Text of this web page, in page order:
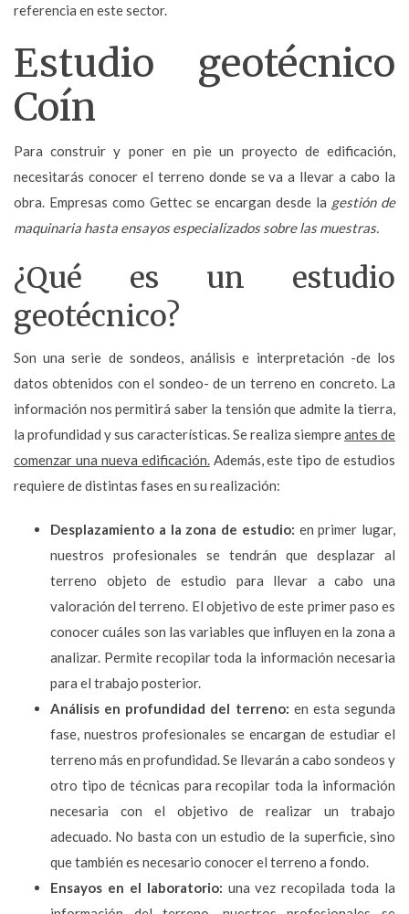
referencia en este sector.
Estudio geotécnico
Coín
Para construir y poner en pie un proyecto de edificación,
necesitarás conocer el terreno donde se va a llevar a cabo la
obra. Empresas como Gettec se encargan desde la gestión de
maquinaria hasta ensayos especializados sobre las muestras.
¿Qué es un estudio
geotécnico?
Son una serie de sondeos, análisis e interpretación -de los
datos obtenidos con el sondeo- de un terreno en concreto. La
información nos permitirá saber la tensión que admite la tierra,
la profundidad y sus características. Se realiza siempreantes de
comenzar una nueva edificación.Además, este tipo de estudios
requiere de distintas fases en su realización:
Desplazamiento a la zona de estudio: en primer lugar,
nuestros profesionales se tendrán que desplazar al
terreno objeto de estudio para llevar a cabo una
valoración del terreno. El objetivo de este primer paso es
conocer cuáles son las variables que influyen en la zona a
analizar. Permite recopilar toda la información necesaria
para el trabajo posterior.
Análisis en profundidad del terreno: en esta segunda
fase, nuestros profesionales se encargan de estudiar el
terreno más en profundidad. Se llevarán a cabo sondeos y
otro tipo de técnicas para recopilar toda la información
necesaria con el objetivo de realizar un trabajo
adecuado. No basta con un estudio de la superficie, sino
que también es necesario conocer el terreno a fondo.
Ensayos en el laboratorio: una vez recopilada toda la